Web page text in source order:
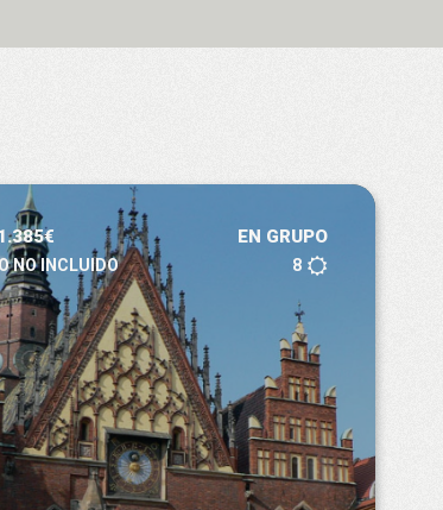
EN GRUPO
NO INCLUIDO 8